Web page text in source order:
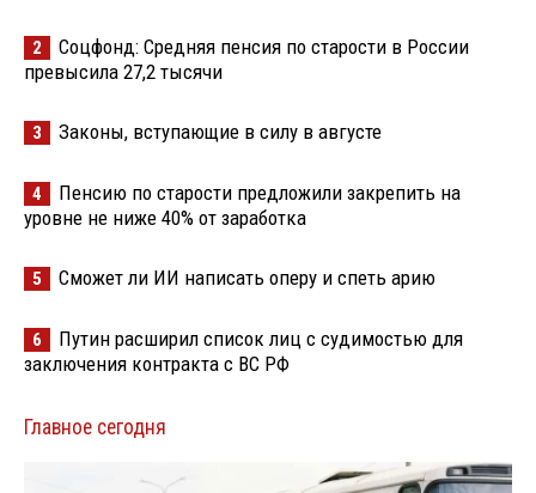
2
Соцфонд: Средняя пенсия по старости в России
превысила 27,2 тысячи
3 Законы, вступающие в силу в августе
4
Пенсию по старости предложили закрепить на
уровне не ниже 40% от заработка
5 Сможет ли ИИ написать оперу и спеть арию
6
Путин расширил список лиц с судимостью для
заключения контракта с ВС РФ
Главное сегодня